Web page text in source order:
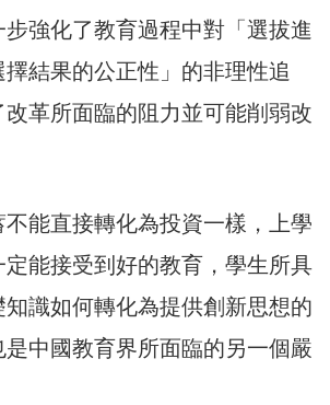
強化了教育過程中對「選拔進
結果的公正性」的非理性追
革所面臨的阻力並可能削弱改
能直接轉化為投資一樣，上學
能接受到好的教育，學生所具
識如何轉化為提供創新思想的
中國教育界所面臨的另一個嚴